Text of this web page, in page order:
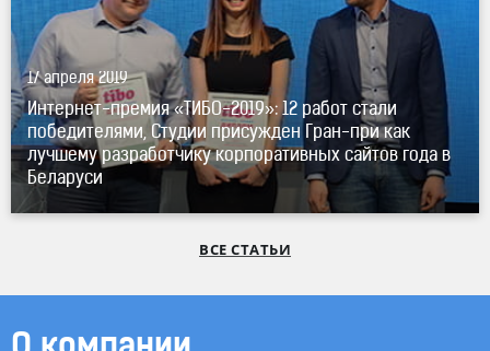
17 апреля 2019
Интернет-премия «ТИБО-2019»: 12 работ стали
победителями, Студии присужден Гран-при как
лучшему разработчику корпоративных сайтов года в
Беларуси
ВСЕ СТАТЬИ